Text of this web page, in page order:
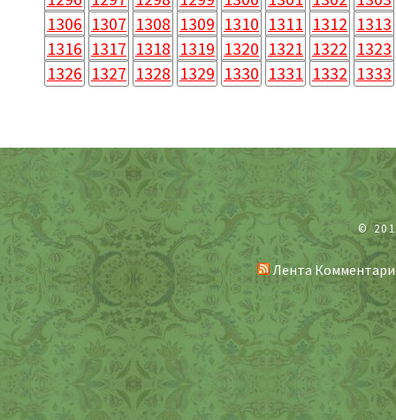
1306 1307 1308 1309 1310 1311 1312 1313
1316 1317 1318 1319 1320 1321 1322 1323
1326 1327 1328 1329 1330 1331 1332 1333
©
Лента